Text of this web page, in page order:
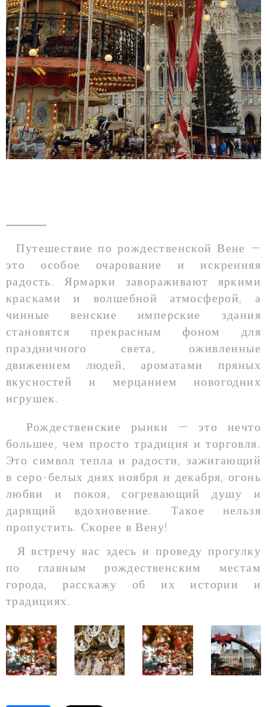
Путешествие по рождественской Вене —
это особое очарование и искренняя
радость. Ярмарки завораживают яркими
красками и волшебной атмосферой, а
чинные венские имперские здания
становятся прекрасным фоном для
праздничного света, оживленные
движением людей, ароматами пряных
вкусностей и мерцанием новогодних
игрушек.
Рождественские рынки — это нечто
большее, чем просто традиция и торговля.
Это символ тепла и радости, зажигающий
в серо-белых днях ноября и декабря, огонь
любви и покоя, согревающий душу и
дарящий вдохновение. Такое нельзя
пропустить. Скорее в Вену!
Я встречу вас здесь и проведу прогулку
по главным рождественским местам
города, расскажу об их истории и
традициях.